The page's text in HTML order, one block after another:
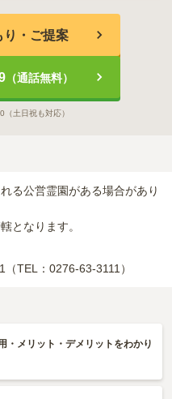
り・ご提案
（通話無料）
（土日祝も対応）
る公営霊園がある場合があり
となります。
（TEL：0276-63-3111）
・メリット・デメリットをわかり